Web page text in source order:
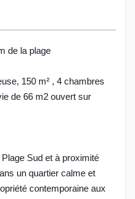
de la plage
150 m² , 4 chambres
de 66 m2 ouvert sur
Sud et à proximité
un quartier calme et
contemporaine aux